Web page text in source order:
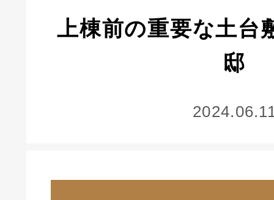
上棟前の重要な土台
邸